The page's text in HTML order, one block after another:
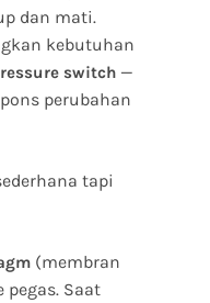
dan mati.
kebutuhan
switch —
perubahan
tapi
(membran
Saat